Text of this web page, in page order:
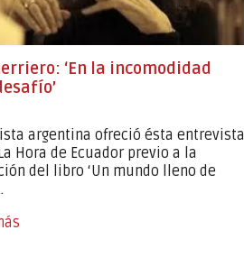
‘En la incomodidad
argentina ofreció ésta entrevista
Hora de Ecuador previo a la
del libro ‘Un mundo lleno de